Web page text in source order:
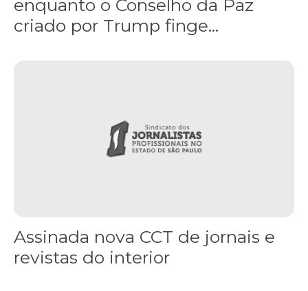
enquanto o Conselho da Paz
criado por Trump finge...
Assinada nova CCT de jornais e
revistas do interior